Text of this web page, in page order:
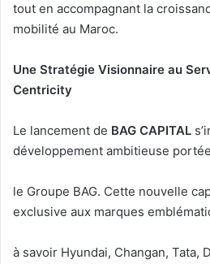
tout en accompagnant la
mobilité au Maroc.
Une Stratégie Visionnaire au
Centricity
Le lancement de BAG CAPITAL
développement ambitieuse
le Groupe BAG. Cette nouvelle
exclusive aux marques
à savoir Hyundai, Changan, Tata,